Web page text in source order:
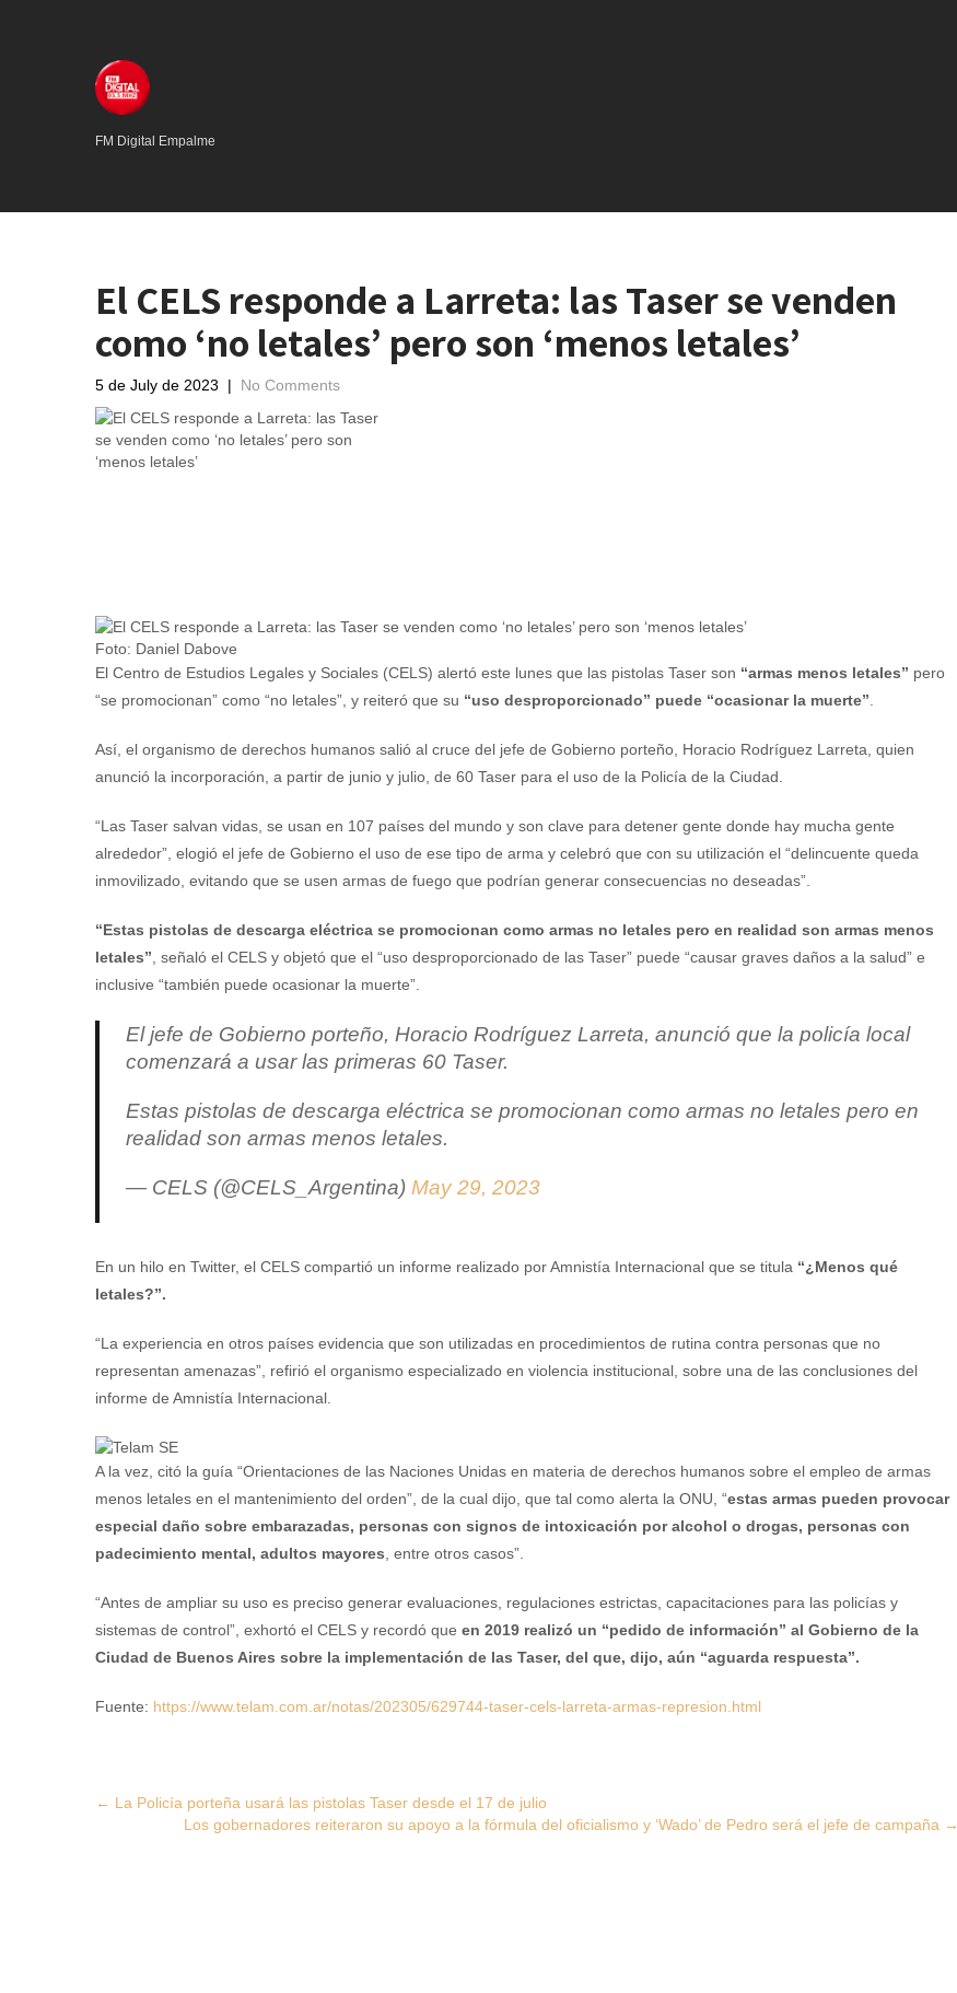
FM Digital Empalme
El CELS responde a Larreta: las Taser se venden
como ‘no letales’ pero son ‘menos letales’
5 de July de 2023 | No Comments
Foto: Daniel Dabove
El Centro de Estudios Legales y Sociales (CELS) alertó este lunes que las pistolas Taser son “armas menos letales” pero
“se promocionan” como “no letales”, y reiteró que su “uso desproporcionado” puede “ocasionar la muerte”.
Así, el organismo de derechos humanos salió al cruce del jefe de Gobierno porteño, Horacio Rodríguez Larreta, quien
anunció la incorporación, a partir de junio y julio, de 60 Taser para el uso de la Policía de la Ciudad.
“Las Taser salvan vidas, se usan en 107 países del mundo y son clave para detener gente donde hay mucha gente
alrededor”, elogió el jefe de Gobierno el uso de ese tipo de arma y celebró que con su utilización el “delincuente queda
inmovilizado, evitando que se usen armas de fuego que podrían generar consecuencias no deseadas”.
“Estas pistolas de descarga eléctrica se promocionan como armas no letales pero en realidad son armas menos
letales”, señaló el CELS y objetó que el “uso desproporcionado de las Taser” puede “causar graves daños a la salud” e
inclusive “también puede ocasionar la muerte”.
El jefe de Gobierno porteño, Horacio Rodríguez Larreta, anunció que la policía local
comenzará a usar las primeras 60 Taser.
Estas pistolas de descarga eléctrica se promocionan como armas no letales pero en
realidad son armas menos letales.
— CELS (@CELS_Argentina) May 29, 2023
En un hilo en Twitter, el CELS compartió un informe realizado por Amnistía Internacional que se titula “¿Menos qué
letales?”.
“La experiencia en otros países evidencia que son utilizadas en procedimientos de rutina contra personas que no
representan amenazas”, refirió el organismo especializado en violencia institucional, sobre una de las conclusiones del
informe de Amnistía Internacional.
A la vez, citó la guía “Orientaciones de las Naciones Unidas en materia de derechos humanos sobre el empleo de armas
menos letales en el mantenimiento del orden”, de la cual dijo, que tal como alerta la ONU, “estas armas pueden provocar
especial daño sobre embarazadas, personas con signos de intoxicación por alcohol o drogas, personas con
padecimiento mental, adultos mayores , entre otros casos”.
“Antes de ampliar su uso es preciso generar evaluaciones, regulaciones estrictas, capacitaciones para las policías y
sistemas de control”, exhortó el CELS y recordó que en 2019 realizó un “pedido de información” al Gobierno de la
Ciudad de Buenos Aires sobre la implementación de las Taser, del que, dijo, aún “aguarda respuesta”.
Fuente: https://www.telam.com.ar/notas/202305/629744-taser-cels-larreta-armas-represion.html
Post
navigation
← La Policía porteña usará las pistolas Taser desde el 17 de julio
Los gobernadores reiteraron su apoyo a la fórmula del oficialismo y ‘Wado’ de Pedro será el jefe de campaña →